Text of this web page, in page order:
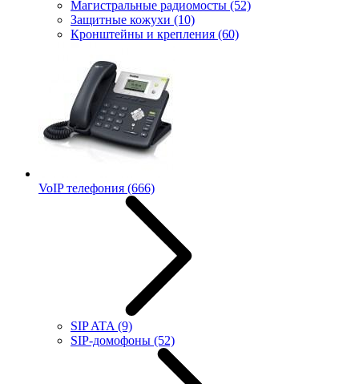
Магистральные радиомосты (52)
Защитные кожухи (10)
Кронштейны и крепления (60)
VoIP телефония (666)
SIP ATA (9)
SIP-домофоны (52)